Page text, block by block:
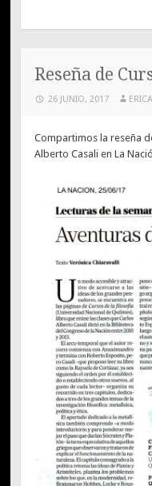
Reseña de
26 JUNIO, 2017
Compartimos la reseña
Alberto Casali en La